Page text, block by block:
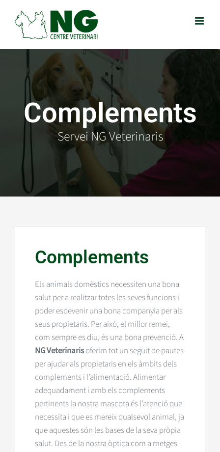
content
Complements
Servei NG Veterinaris
Complements
Els animals domèstics necessiten una bona
salut per a realitzar totes les seves funcions i
poder esdevenir una bona companyia per als
seus propietaris. Per això, el millor remei,
com sempre es diu, és una bona prevenció. A
NG Veterinarisoferim tot un seguit de pautes
per ajudar als propietaris en els àmbits dels
complements i l’alimentació. Alimentar
adequadament i amb els complements
pertinents la nostra mascota és l’atenció que
necessita i que es mereix qualsevol animal, ja
que aquestes són les bases de la seva pròpia
salut. Des de la nostra òptica com a metges